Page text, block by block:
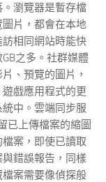
瀏覽器是暫存檔
片，都會在本地
相同網站時能快
之多。社群媒體
、預覽的圖片，
戲應用程式的更
中。雲端同步服
已上傳檔案的縮圖
案，即使已讀取
錯誤報告，同樣
案需要像偵探般